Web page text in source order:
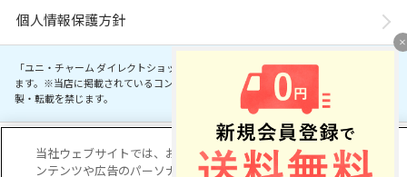
個人情報保護方針
Copyright© Unicharm Corporation
「ユニ・チャーム ダイレクトショップ」は、ユニ・チャーム株式会社が運営してい
ます。※当店に掲載されているコンテンツは、事前の許可が無い限り無断使用・複
製・転載を禁じます。
当社ウェブサイトでは、お客様の利便性を向上するため、コ
ンテンツや広告のパーソナライズ化のためにCookieを使用し